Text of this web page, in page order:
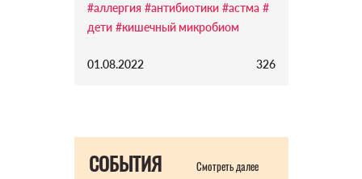
#аллергия #антибиотики #астма #
дети #кишечный микробиом
01.08.2022 326
СОБЫТИЯ Смотреть далее